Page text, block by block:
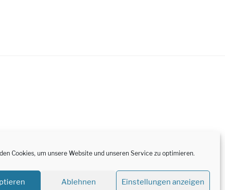
Cookies, um unsere Website und unseren Service zu optimieren.
Ablehnen Einstellungen anzeigen